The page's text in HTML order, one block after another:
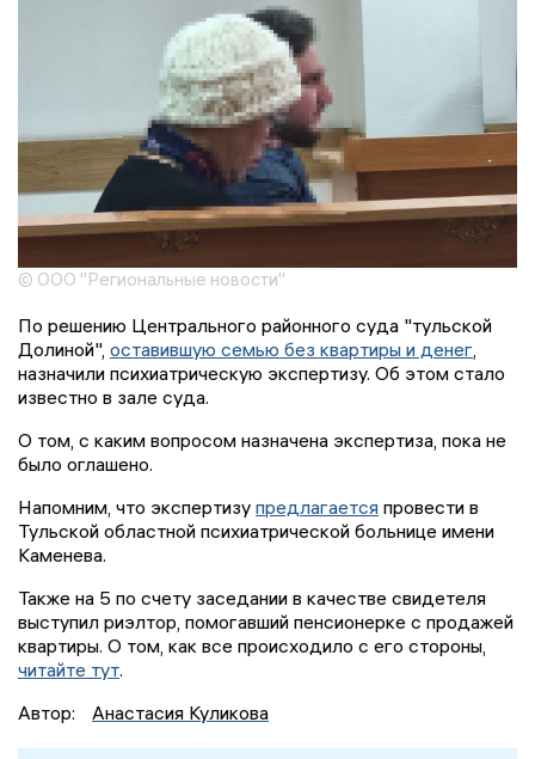
© ООО "Региональные новости"
По решению Центрального районного суда "тульской
Долиной", оставившую семью без квартиры и денег
назначили психиатрическую экспертизу. Об этом стало
известно в зале суда.
О том, с каким вопросом назначена экспертиза, пока не
было оглашено.
Напомним, что экспертизу предлагается провести в
Тульской областной психиатрической больнице имени
Каменева.
Также на 5 по счету заседании в качестве свидетеля
выступил риэлтор, помогавший пенсионерке с продажей
квартиры. О том, как все происходило с его стороны,
читайте тут.
Автор:
Анастасия Куликова